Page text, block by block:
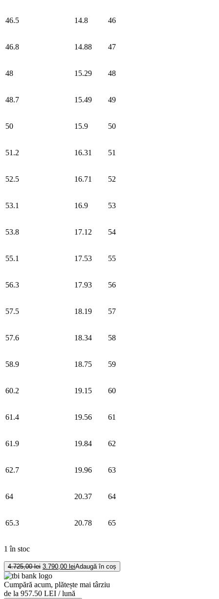
46.5 14.8 46
46.8 14.88 47
48 15.29 48
48.7 15.49 49
50 15.9 50
51.2 16.31 51
52.5 16.71 52
53.1 16.9 53
53.8 17.12 54
55.1 17.53 55
56.3 17.93 56
57.5 18.19 57
57.6 18.34 58
58.9 18.75 59
60.2 19.15 60
61.4 19.56 61
61.9 19.84 62
62.7 19.96 63
64 20.37 64
65.3 20.78 65
1 în stoc
Cantitate
Brățară
fixa
din
4.725,00lei Prețul
inițial
a
fost:
4.725,00 lei.
3.790,00 leiPrețul
curent
3.790,00 lei.
Adaugă în coș
Cumpără acum, plătește mai târziu
de la 957.50 LEI / lună